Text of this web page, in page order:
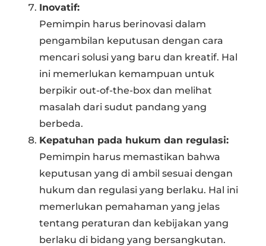
Inovatif:
Pemimpin harus berinovasi dalam
pengambilan keputusan dengan cara
mencari solusi yang baru dan kreatif. Hal
ini memerlukan kemampuan untuk
berpikir out-of-the-box dan melihat
masalah dari sudut pandang yang
berbeda.
Kepatuhan pada hukum dan regulasi:
Pemimpin harus memastikan bahwa
keputusan yang di ambil sesuai dengan
hukum dan regulasi yang berlaku. Hal ini
memerlukan pemahaman yang jelas
tentang peraturan dan kebijakan yang
berlaku di bidang yang bersangkutan.